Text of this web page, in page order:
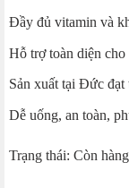
685.000 ₫.
Đầy đủ vitamin và
Hỗ trợ toàn diện
Sản xuất tại Đức đạt
Dễ uống, an toàn,
Trạng thái: Còn hàng